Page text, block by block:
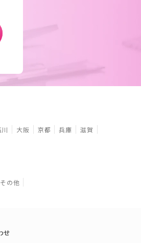
大阪 京都 兵庫
滋賀
その他
せ